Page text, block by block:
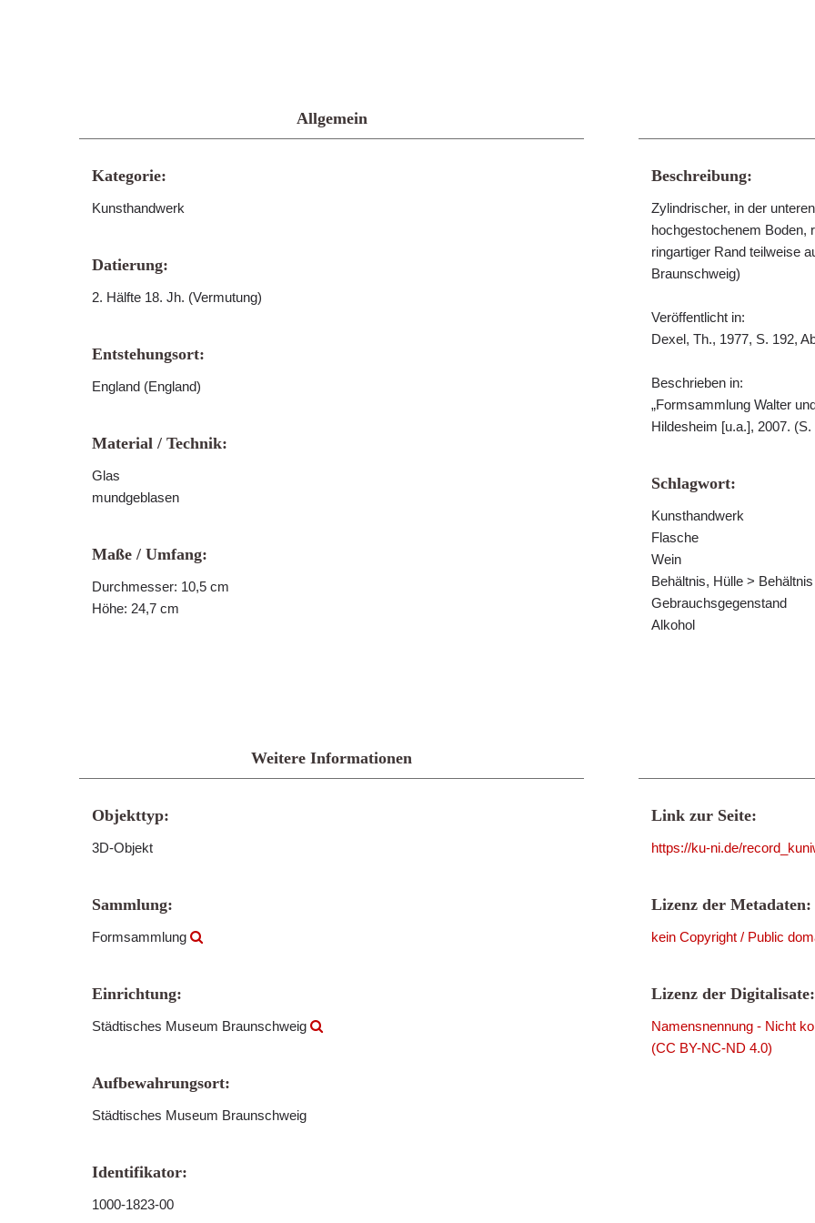
Allgemein
Kategorie:
Kunsthandwerk
Datierung:
2. Hälfte 18. Jh. (Vermutung)
Entstehungsort:
England (England)
Material / Technik:
Glas
mundgeblasen
Maße / Umfang:
Durchmesser: 10,5 cm
Höhe: 24,7 cm
Beschreibung:
Zylindrischer, in der
hochgestochenem Boden,
ringartiger Rand teilweise
Braunschweig)
Veröffentlicht in:
Dexel, Th., 1977, S. 192,
Beschrieben in:
„Formsammlung Walter
Hildesheim [u.a.], 2007.
Schlagwort:
Kunsthandwerk
Flasche
Wein
Behältnis, Hülle >
Gebrauchsgegenstand
Alkohol
Weitere Informationen
Objekttyp:
3D-Objekt
Sammlung:
Formsammlung
Einrichtung:
Städtisches Museum Braunschweig
Aufbewahrungsort:
Städtisches Museum Braunschweig
Identifikator:
1000-1823-00
Link zur Seite:
https://ku-ni.de/
Lizenz der Metadaten:
kein Copyright / Public
Lizenz der Digitalisate:
Namensnennung - Nicht
(CC BY-NC-ND 4.0)